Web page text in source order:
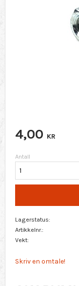
4,00 KR
Antall
Lagerstatus
Artikkelnr.
Vekt
Skriv en omtale!